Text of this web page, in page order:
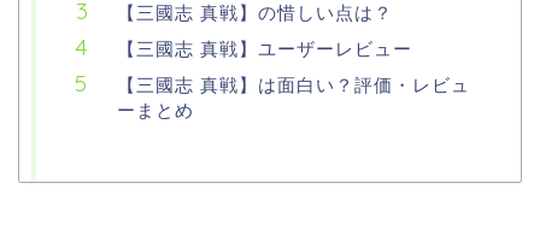
【三國志 真戦】の惜しい点は？
【三國志 真戦】ユーザーレビュー
【三國志 真戦】は面白い？評価・レビュ
ーまとめ